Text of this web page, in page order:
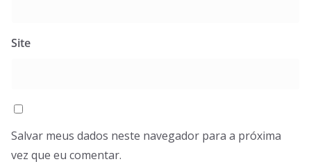
Site
Salvar meus dados neste navegador para a próxima
vez que eu comentar.